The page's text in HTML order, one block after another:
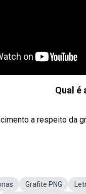
Qual é
a respeito da
Grafite PNG